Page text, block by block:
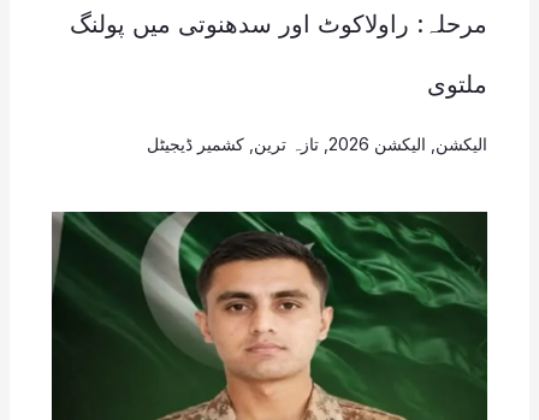
مرحلہ: راولاکوٹ اور سدھنوتی میں پولنگ
ملتوی
الیکشن الیکشن 2026 , تازہ ترین کشمیر ڈیجیٹل